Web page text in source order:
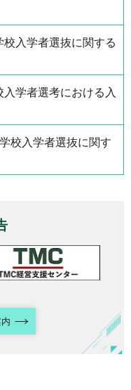
入学者選抜に関する
学者選考における入
校入学者選抜に関す